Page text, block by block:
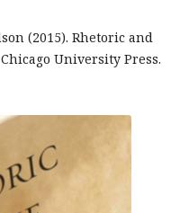
(2015). Rhetoric and
University Press.